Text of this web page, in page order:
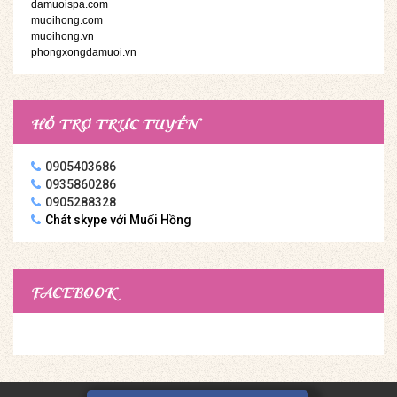
damuoispa.com
muoihong.com
muoihong.vn
phongxongdamuoi.vn
HỖ TRỢ TRỰC TUYẾN
0905403686
0935860286
0905288328
Chát skype với Muối Hồng
FACEBOOK